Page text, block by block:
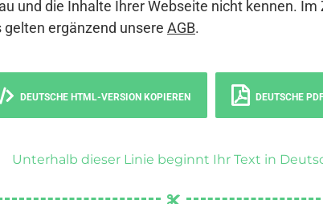
und die Inhalte Ihrer Webseite nicht kennen.
ergänzend unsere AGB.
DEUTSCHE HTML-VERSION KOPIEREN DEUTSCHE
Unterhalb dieser Linie beginnt Ihr Text in